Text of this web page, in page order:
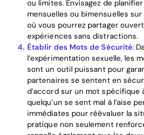
ou limites. Envisagez de
mensuelles ou bimensuelles
où vous pourrez partager
expériences sans distractions.
Établir des Mots de Sécurité:
l’expérimentation sexuelle, les
sont un outil puissant pour
partenaires se sentent en
d’accord sur un mot spécifique
quelqu’un se sent mal à l’aise
immédiates pour réévaluer la
pratique non seulement